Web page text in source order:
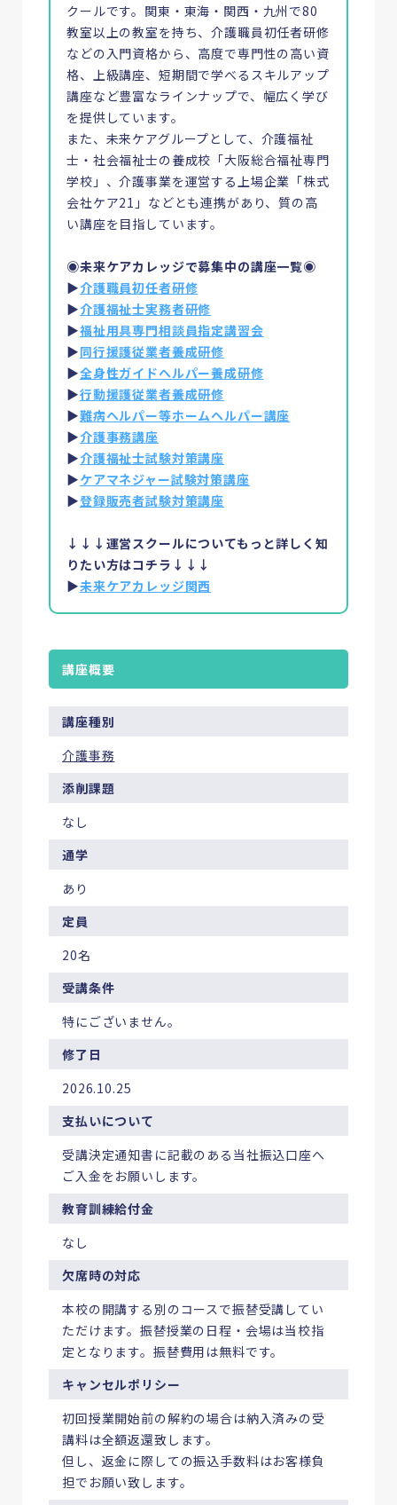
Column 介護・福祉のお役立ち情報
Guide 介護・福祉の資格ガイド
講座を探す
お気に入り
クールです。関東・東海・関西・九州で80
教室以上の教室を持ち、介護職員初任者研修
などの入門資格から、高度で専門性の高い資
格、上級講座、短期間で学べるスキルアップ
講座など豊富なラインナップで、幅広く学び
を提供しています。
また、未来ケアグループとして、介護福祉
士・社会福祉士の養成校「大阪総合福祉専門
学校」、介護事業を運営する上場企業「株式
会社ケア21」などとも連携があり、質の高
い講座を目指しています。
◉未来ケアカレッジで募集中の講座一覧◉
▶介護職員初任者研修
▶介護福祉士実務者研修
▶福祉用具専門相談員指定講習会
▶同行援護従業者養成研修
▶全身性ガイドヘルパー養成研修
▶行動援護従業者養成研修
▶難病ヘルパー等ホームヘルパー講座
▶介護事務講座
▶介護福祉士試験対策講座
▶ケアマネジャー試験対策講座
▶登録販売者試験対策講座
↓↓↓運営スクールについてもっと詳しく知
りたい方はコチラ↓↓↓
▶未来ケアカレッジ関西
講座概要
講座種別
介護事務
添削課題
なし
通学
あり
定員
20名
受講条件
特にございません。
修了日
2026.10.25
支払いについて
受講決定通知書に記載のある当社振込口座へ
ご入金をお願いします。
教育訓練給付金
なし
欠席時の対応
本校の開講する別のコースで振替受講してい
ただけます。振替授業の日程・会場は当校指
定となります。振替費用は無料です。
キャンセルポリシー
初回授業開始前の解約の場合は納入済みの受
講料は全額返還致します。
但し、返金に際しての振込手数料はお客様負
担でお願い致します。